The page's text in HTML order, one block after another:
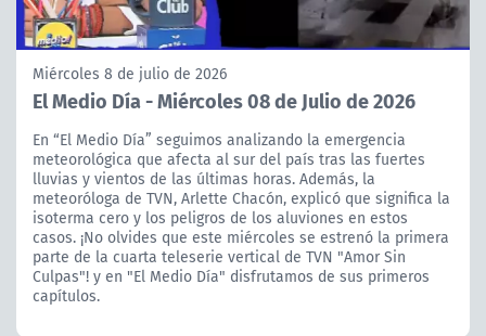
Miércoles 8 de julio de 2026
El Medio Día - Miércoles 08 de Julio de 2026
En “El Medio Día” seguimos analizando la emergencia
meteorológica que afecta al sur del país tras las fuertes
lluvias y vientos de las últimas horas. Además, la
meteoróloga de TVN, Arlette Chacón, explicó que significa la
isoterma cero y los peligros de los aluviones en estos
casos. ¡No olvides que este miércoles se estrenó la primera
parte de la cuarta teleserie vertical de TVN "Amor Sin
Culpas"! y en "El Medio Día" disfrutamos de sus primeros
capítulos.